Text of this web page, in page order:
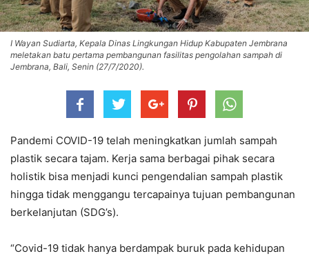
I Wayan Sudiarta, Kepala Dinas Lingkungan Hidup Kabupaten Jembrana
meletakan batu pertama pembangunan fasilitas pengolahan sampah di
Jembrana, Bali, Senin (27/7/2020).
Pandemi COVID-19 telah meningkatkan jumlah sampah
plastik secara tajam. Kerja sama berbagai pihak secara
holistik bisa menjadi kunci pengendalian sampah plastik
hingga tidak menggangu tercapainya tujuan pembangunan
berkelanjutan (SDG’s).
“Covid-19 tidak hanya berdampak buruk pada kehidupan